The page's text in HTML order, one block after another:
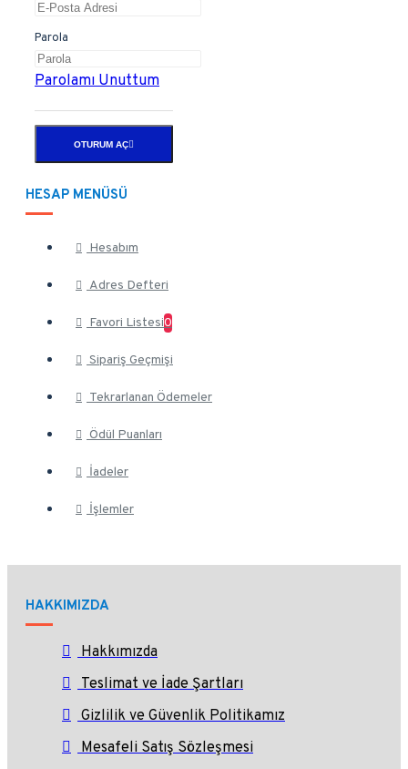
Parola
Parolamı Unuttum
OTURUM AÇ
HESAP MENÜSÜ
Hesabım
Adres Defteri
Favori Listesi0
Sipariş Geçmişi
Tekrarlanan Ödemeler
Ödül Puanları
İadeler
İşlemler
HAKKIMIZDA
Hakkımızda
Teslimat ve İade Şartları
Gizlilik ve Güvenlik Politikamız
Mesafeli Satış Sözleşmesi